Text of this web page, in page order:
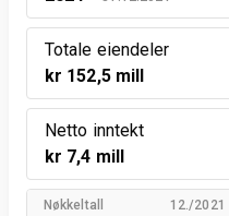
Totale eiendeler
kr 152,5 mill
Netto inntekt
kr 7,4 mill
Nøkkeltall 12./2021